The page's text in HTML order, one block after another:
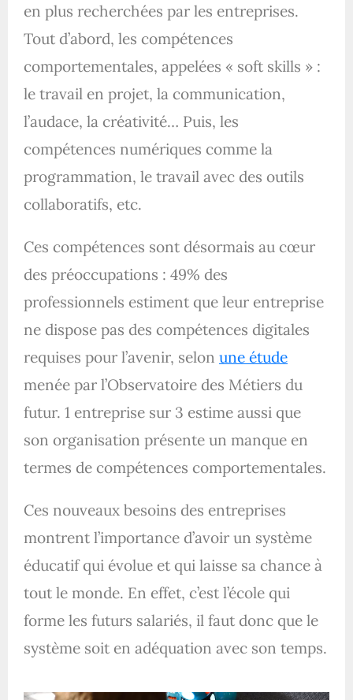
en plus recherchées par les entreprises.
Tout d’abord, les compétences
comportementales, appelées « soft skills » :
le travail en projet, la communication,
l’audace, la créativité… Puis, les
compétences numériques comme la
programmation, le travail avec des outils
collaboratifs, etc.
Ces compétences sont désormais au cœur
des préoccupations : 49% des
professionnels estiment que leur entreprise
ne dispose pas des compétences digitales
requises pour l’avenir, selon une étude
menée par l’Observatoire des Métiers du
futur. 1 entreprise sur 3 estime aussi que
son organisation présente un manque en
termes de compétences comportementales.
Ces nouveaux besoins des entreprises
montrent l’importance d’avoir un système
éducatif qui évolue et qui laisse sa chance à
tout le monde. En effet, c’est l’école qui
forme les futurs salariés, il faut donc que le
système soit en adéquation avec son temps.